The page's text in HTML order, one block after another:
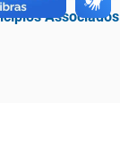
Associados